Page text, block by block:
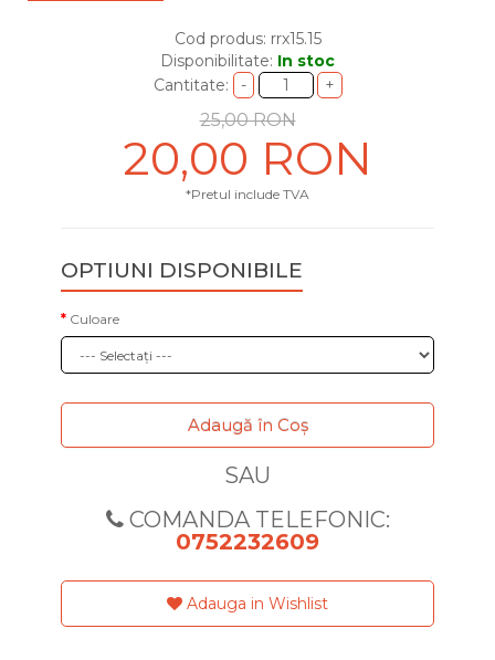
Cod produs: rrx15.15
Disponibilitate: In stoc
Cantitate:
25,00 RON
20,00 RON
*Pretul include TVA
OPTIUNI DISPONIBILE
Culoare
Adaugă în Coş
SAU
COMANDA TELEFONIC:
0752232609
Adauga in Wishlist